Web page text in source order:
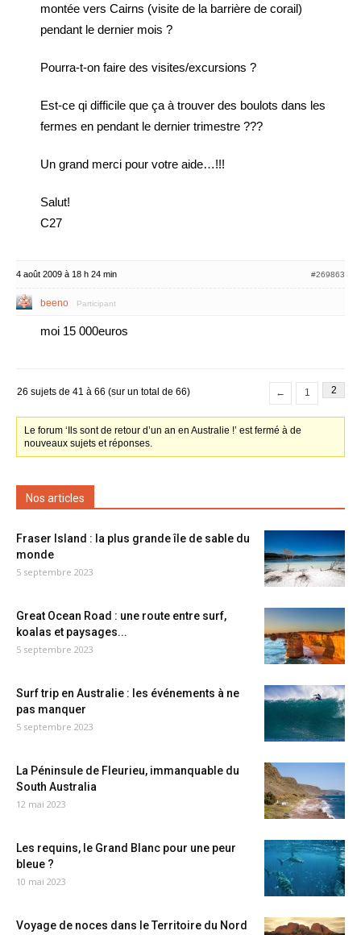
montée vers Cairns (visite de la barrière de corail)
pendant le dernier mois ?
Pourra-t-on faire des visites/excursions ?
Est-ce qi difficile que ça à trouver des boulots dans les
fermes en pendant le dernier trimestre ???
Un grand merci pour votre aide…!!!
Salut!
C27
4 août 2009 à 18 h 24 min #269863
beeno Participant
moi 15 000euros
26 sujets de 41 à 66 (sur un total de 66) ← 1 2
Le forum ‘Ils sont de retour d’un an en Australie !’ est fermé à de
nouveaux sujets et réponses.
Nos articles
Fraser Island : la plus grande île de sable du
monde
5 septembre 2023
Great Ocean Road : une route entre surf,
koalas et paysages...
5 septembre 2023
Surf trip en Australie : les événements à ne
pas manquer
5 septembre 2023
La Péninsule de Fleurieu, immanquable du
South Australia
12 mai 2023
Les requins, le Grand Blanc pour une peur
bleue ?
10 mai 2023
Voyage de noces dans le Territoire du Nord